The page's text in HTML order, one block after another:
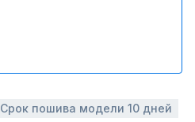
Срок пошива модели 10 дней